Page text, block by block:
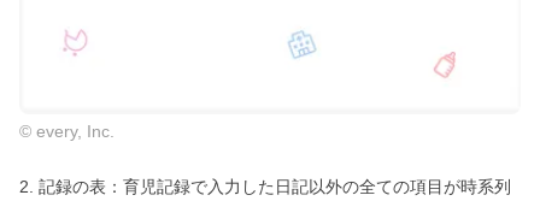
© every, Inc.
2. 記録の表：育児記録で入力した日記以外の全ての項目が時系列